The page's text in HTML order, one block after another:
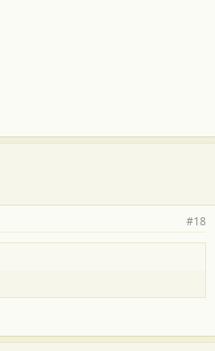
#18